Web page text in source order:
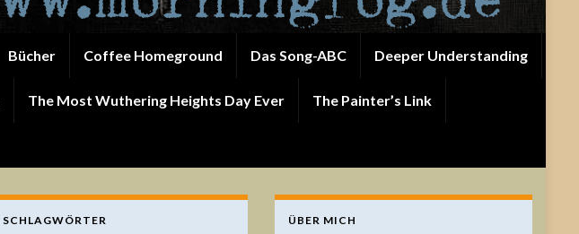
Bücher Coffee Homeground Das Song-ABC Deeper Understanding
The Most Wuthering Heights Day Ever The Painter’s Link
SCHLAGWÖRTER ÜBER MICH